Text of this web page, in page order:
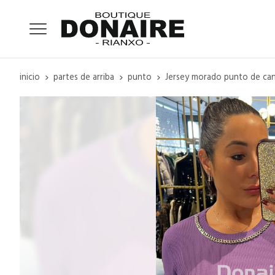
inicio partes de arriba punto Jersey morado punto de